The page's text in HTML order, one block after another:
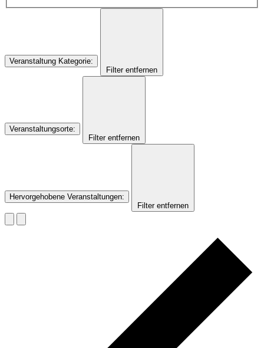
Veranstaltung Kategorie:
Filter entfernen
Veranstaltungsorte:
Filter entfernen
Hervorgehobene Veranstaltungen:
Filter entfernen